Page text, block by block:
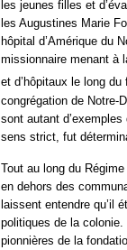
les jeunes filles et
les Augustines Marie
hôpital d’Amérique du
missionnaire menant à
et d’hôpitaux le long
congrégation de Notre-
sont autant
sens strict, fut
Tout au long du
en dehors des
laissent entendre qu’il
politiques de la
pionnières de la